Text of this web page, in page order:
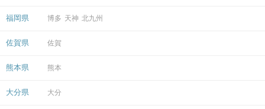
アクセス
福岡県 博多 天神 北九州
佐賀県 佐賀
熊本県 熊本
大分県 大分